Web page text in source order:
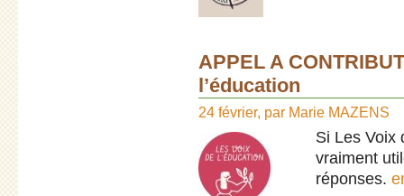
APPEL A
l’éducation
24 février, par Marie MAZENS
Si Les Voix
vraiment
réponses.